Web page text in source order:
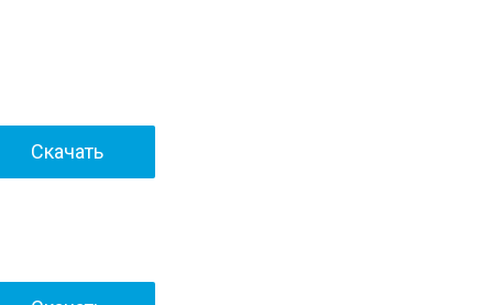
Скачать